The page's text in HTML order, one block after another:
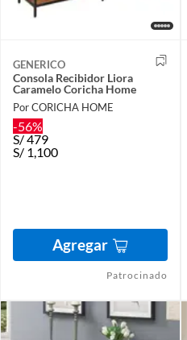
GENERICO
Consola Recibidor Liora
Caramelo Coricha Home
Por CORICHA HOME
-56%
S/479
S/ 1,100
Agregar
Patrocinado